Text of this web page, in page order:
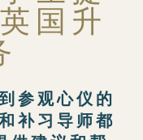
国 升
参 观 心 仪 的
补 习 导 师 都